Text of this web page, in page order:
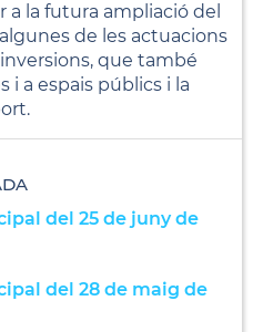
a la futura ampliació del
de les actuacions
que també
i a espais públics i la
del 25 de juny de
del 28 de maig de